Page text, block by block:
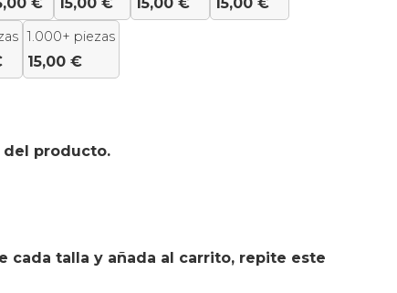
1.000+ piezas
15,00 €
del producto.
cada talla y añada al carrito, repite este